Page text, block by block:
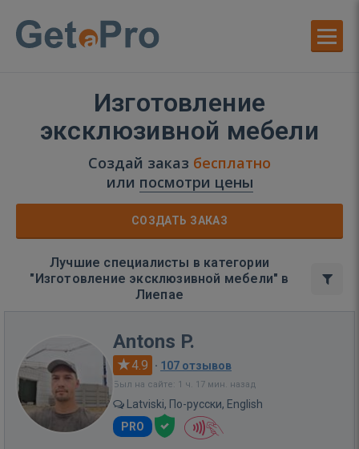
Изготовление
эксклюзивной мебели
Создай заказ бесплатно
или посмотри цены
СОЗДАТЬ ЗАКАЗ
Лучшие специалисты в категории
"Изготовление эксклюзивной мебели" в
Лиепае
Antons P.
4.9 · 107 отзывов
Был на сайте: 1 ч. 17 мин. назад
Latviski, По-русски, English
PRO